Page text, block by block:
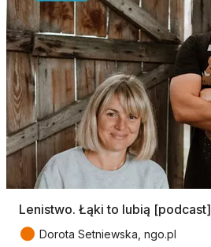
Lenistwo. Łąki to lubią [podcast]
● Dorota Setniewska, ngo.pl